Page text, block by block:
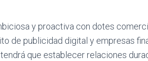
y proactiva con dotes
de publicidad digital y empresas
que establecer relaciones